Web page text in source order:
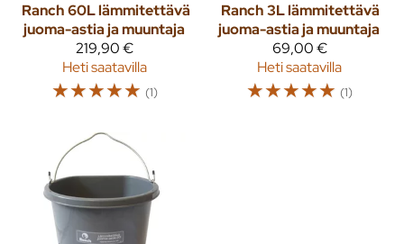
Ranch 60L lämmitettävä
juoma-astia ja muuntaja
219,90 €
Heti saatavilla
☆☆☆☆☆ (1)
Ranch3L lämmitettävä
juoma-astia ja muuntaja
69,00 €
Heti saatavilla
☆☆☆☆☆ (1)